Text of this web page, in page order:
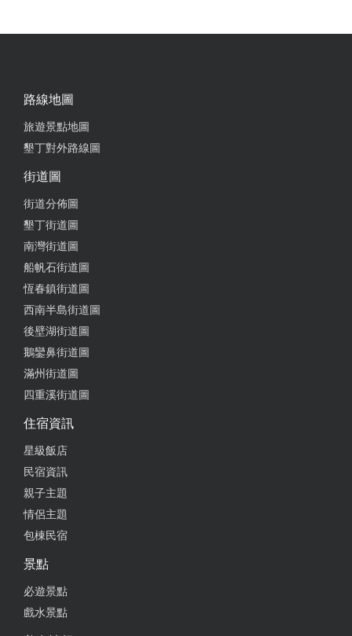
很香濃但喝起來不膩，酸甜恰到好處；鹹食後來一杯
多，建議先訂位 20250614
位在熱鬧的街區，外觀整棟白色蠻顯眼的，店內空間
沒有很大，裝飾非常有特色；義大利麵的品相非常豐
富有特色 這回點了小橘子炸雞捲餅、奶油培根生蛋黃
義大利麵、巴薩醋野菇蜜糖鴨胸義大利麵及黑傑克碳
餐點份量都超多！炸物拼盤(招牌薯條+雞米花+麥克雞
塊+酥炸魷魚圈+招牌雞翅)，搭配附上的塔塔醬及酸辣
醬真的超刷嘴，覺得拼盤必點 義大利麵部分最推奶油
培根生蛋黃，蛋黃拌開後讓麵更加濃郁，奶香味十
足，而鴨胸義大利麵，鴨胸肉甜甜鹹鹹蠻好吃，但麵
慣 最後也要大推洛神花野莓奶昔，真的超好喝！味道
很香濃但喝起來不膩，酸甜恰到好處；鹹食後來一杯
好滿足，餐點能感受到滿滿的用心，用餐時間人很
多，建議先訂位 20250614
大推～ 老闆娘很親切 突然餐點改外帶闆娘快速處理
路線地圖
旅遊景點地圖
墾丁對外路線圖
街道圖
街道分佈圖
墾丁街道圖
南灣街道圖
船帆石街道圖
恆春鎮街道圖
西南半島街道圖
後壁湖街道圖
鵝鑾鼻街道圖
滿州街道圖
四重溪街道圖
住宿資訊
星級飯店
民宿資訊
親子主題
情侶主題
包棟民宿
景點
必遊景點
戲水景點